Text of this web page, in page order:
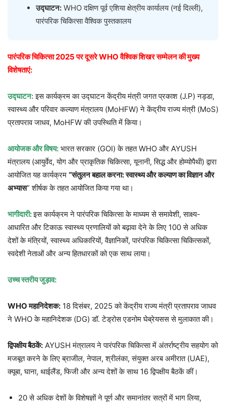
उद्घाटन: WHO दक्षिण पूर्व एशिया क्षेत्रीय कार्यालय (नई दिल्ली),
पारंपरिक चिकित्सा वैश्विक पुस्तकालय
पारंपरिक चिकित्सा 2025 पर दूसरे WHO वैश्विक शिखर सम्मेलन की मुख्य
विशेषताएं:
उद्घाटन:इस कार्यक्रम का उद्घाटन केंद्रीय मंत्री जगत प्रकाश (J.P) नड्डा,
स्वास्थ्य और परिवार कल्याण मंत्रालय (MoHFW) ने केंद्रीय राज्य मंत्री (MoS)
प्रतापराव जाधव, MoHFW की उपस्थिति में किया।
आयोजक और विषय: भारत सरकार (GOI) के तहत WHO और AYUSH
मंत्रालय (आयुर्वेद, योग और प्राकृतिक चिकित्सा, यूनानी, सिद्ध और होम्योपैथी) द्वारा
आयोजित यह कार्यक्रम “संतुलन बहाल करना: स्वास्थ्य और कल्याण का विज्ञान और
अभ्यास” शीर्षक के तहत आयोजित किया गया था।
भागीदारी:इस कार्यक्रम ने पारंपरिक चिकित्सा के माध्यम से समावेशी, साक्ष्य-
आधारित और टिकाऊ स्वास्थ्य प्रणालियों को बढ़ावा देने के लिए 100 से अधिक
देशों के मंत्रियों, स्वास्थ्य अधिकारियों, वैज्ञानिकों, पारंपरिक चिकित्सा चिकित्सकों,
स्वदेशी नेताओं और अन्य हितधारकों को एक साथ लाया।
उच्च स्तरीय जुड़ाव:
WHO महानिदेशक: 18 दिसंबर, 2025 को केंद्रीय राज्य मंत्री प्रतापराव जाधव
ने WHO के महानिदेशक (DG) डॉ. टेड्रोस एडनोम घेब्रेयसस से मुलाकात की।
द्विपक्षीय बैठकें: AYUSH मंत्रालय ने पारंपरिक चिकित्सा में अंतर्राष्ट्रीय सहयोग को
मजबूत करने के लिए ब्राजील, नेपाल, श्रीलंका, संयुक्त अरब अमीरात (UAE),
क्यूबा, घाना, थाईलैंड, फिजी और अन्य देशों के साथ 16 द्विपक्षीय बैठकें कीं।
20 से अधिक देशों के विशेषज्ञों ने पूर्ण और समानांतर सत्रों में भाग लिया,